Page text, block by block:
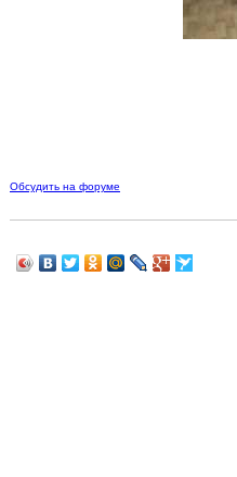
Обсудить на форуме